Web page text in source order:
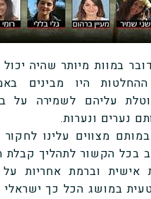
במוות מיותר שהיה יכול
היו מבינים
עליהם לשמירה על
נערים ונערות.
במותם מצווים עלינו
בכל הקשור לתהליך קבלת
אישית וברמת אחריות
במושג הכל כך ישראלי